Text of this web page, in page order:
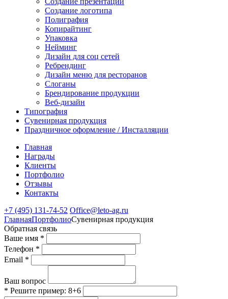
Создание логотипа
Полиграфия
Копирайтинг
Упаковка
Нейминг
Дизайн для соц сетей
Ребрендинг
Дизайн меню для ресторанов
Слоганы
Брендирование продукции
Веб-дизайн
Типография
Сувенирная продукция
Праздничное оформление / Инсталляции
Главная
Награды
Клиенты
Портфолио
Отзывы
Контакты
+7 (495) 131-74-52 Office@leto-ag.ru
ГлавнаяПортфолиоСувенирная продукция
Обратная связь
Ваше имя *
Телефон *
Email *
Ваш вопрос
* Решите пример: 8+6